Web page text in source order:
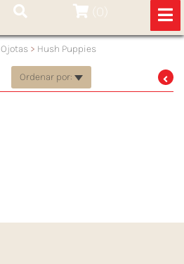
(0)
Ojotas > Hush Puppies
Ordenar por: